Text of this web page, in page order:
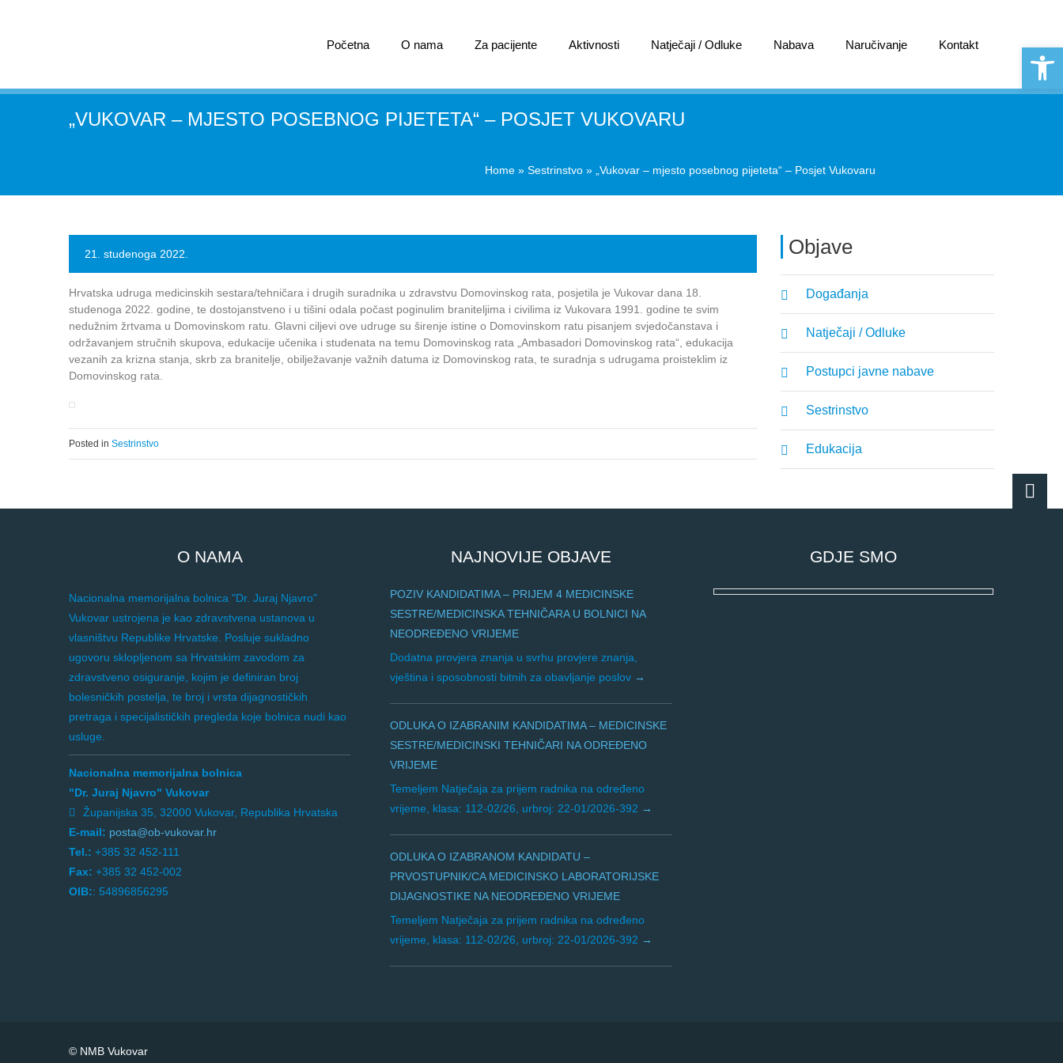
Početna O nama Za pacijente Aktivnosti Natječaji / Odluke Nabava Naručivanje Kontakt
„VUKOVAR – MJESTO POSEBNOG PIJETETA“ – POSJET VUKOVARU
Home » Sestrinstvo » „Vukovar – mjesto posebnog pijeteta“ – Posjet Vukovaru
Objave
Događanja
Natječaji / Odluke
Postupci javne nabave
Sestrinstvo
Edukacija
21. studenoga 2022.
Hrvatska udruga medicinskih sestara/tehničara i drugih suradnika u zdravstvu Domovinskog rata, posjetila je Vukovar dana 18.
studenoga 2022. godine, te dostojanstveno i u tišini odala počast poginulim braniteljima i civilima iz Vukovara 1991. godine te svim
nedužnim žrtvama u Domovinskom ratu. Glavni ciljevi ove udruge su širenje istine o Domovinskom ratu pisanjem svjedočanstava i
održavanjem stručnih skupova, edukacije učenika i studenata na temu Domovinskog rata „Ambasadori Domovinskog rata“, edukacija
vezanih za krizna stanja, skrb za branitelje, obilježavanje važnih datuma iz Domovinskog rata, te suradnja s udrugama proisteklim iz
Domovinskog rata.
Posted in Sestrinstvo
O NAMA
Nacionalna memorijalna bolnica "Dr. Juraj Njavro"
Vukovar ustrojena je kao zdravstvena ustanova u
vlasništvu Republike Hrvatske. Posluje sukladno
ugovoru sklopljenom sa Hrvatskim zavodom za
zdravstveno osiguranje, kojim je definiran broj
bolesničkih postelja, te broj i vrsta dijagnostičkih
pretraga i specijalističkih pregleda koje bolnica nudi kao
usluge.
Nacionalna memorijalna bolnica
"Dr. Juraj Njavro" Vukovar
Županijska 35, 32000 Vukovar, Republika Hrvatska
E-mail: posta@ob-vukovar.hr
Tel.: +385 32 452-111
Fax: +385 32 452-002
OIB:: 54896856295
NAJNOVIJE OBJAVE
POZIV KANDIDATIMA – PRIJEM 4 MEDICINSKE
SESTRE/MEDICINSKA TEHNIČARA U BOLNICI NA
NEODREĐENO VRIJEME
Dodatna provjera znanja u svrhu provjere znanja,
vještina i sposobnosti bitnih za obavljanje poslov
ODLUKA O IZABRANIM KANDIDATIMA – MEDICINSKE
SESTRE/MEDICINSKI TEHNIČARI NA ODREĐENO
VRIJEME
Temeljem Natječaja za prijem radnika na određeno
vrijeme, klasa: 112-02/26, urbroj: 22-01/2026-392
ODLUKA O IZABRANOM KANDIDATU –
PRVOSTUPNIK/CA MEDICINSKO LABORATORIJSKE
DIJAGNOSTIKE NA NEODREĐENO VRIJEME
Temeljem Natječaja za prijem radnika na određeno
vrijeme, klasa: 112-02/26, urbroj: 22-01/2026-392
GDJE SMO
© NMB Vukovar